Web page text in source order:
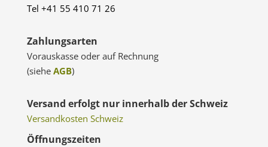
Tel +41 55 410 71 26
Zahlungsarten
Vorauskasse oder auf Rechnung
(siehe AGB)
Versand erfolgt nur innerhalb der Schweiz
Versandkosten Schweiz
Öffnungszeiten